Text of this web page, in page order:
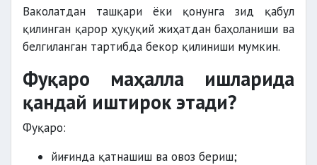
Ваколатдан ташқари ёки қонунга зид қабул
қилинган қарор ҳуқуқий жиҳатдан баҳоланиши ва
белгиланган тартибда бекор қилиниши мумкин.
Фуқаро маҳалла ишларида
қандай иштирок этади?
Фуқаро:
йиғинда қатнашиш ва овоз бериш;